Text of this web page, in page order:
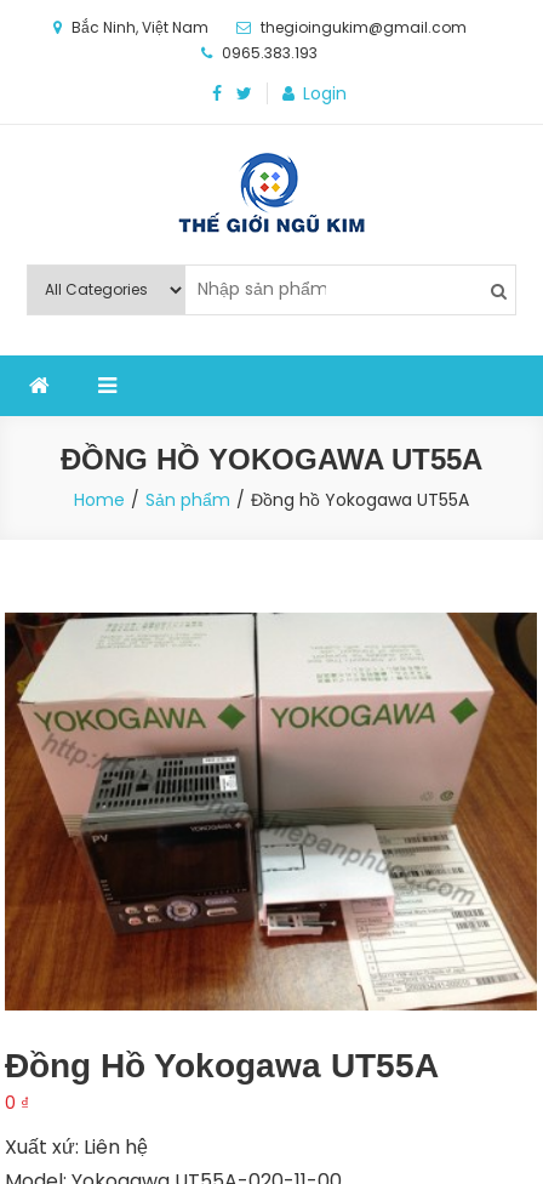
Bắc Ninh, Việt Nam
thegioingukim@gmail.com
0965.383.193
Login
Thế Giới Ngũ Kim
nghiệp sản xuất
ĐỒNG HỒ YOKOGAWA UT55A
Home Sản phẩm Đồng hồ Yokogawa UT55A
Đồng Hồ Yokogawa UT55A
0 ₫
Xuất xứ: Liên hệ